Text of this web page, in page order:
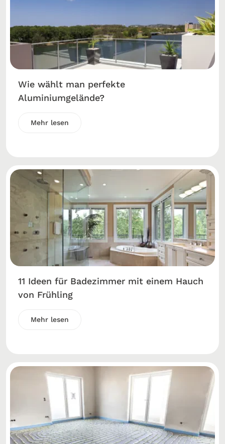
Wie wählt man perfekte
Aluminiumgelände?
Mehr lesen
11 Ideen für Badezimmer mit einem Hauch
von Frühling
Mehr lesen